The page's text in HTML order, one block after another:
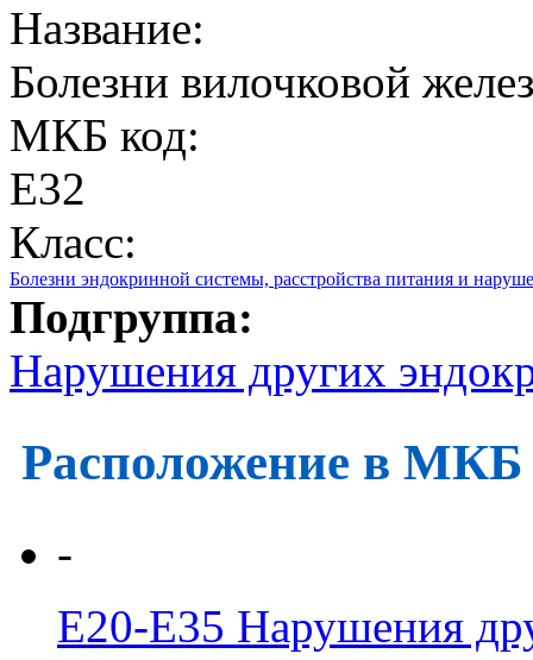
Название:
Болезни вилочковой
МКБ код:
E32
Класс:
Болезни эндокринной системы, расстройства питания и
Подгруппа:
Нарушения других
Расположение в
-
E20-E35 Нарушения